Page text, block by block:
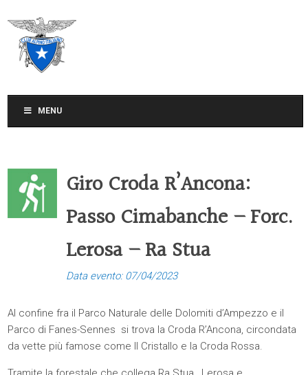
MENU
Giro Croda R’Ancona:
Passo Cimabanche – Forc.
Lerosa – Ra Stua
Data evento: 07/04/2023
Al confine fra il Parco Naturale delle Dolomiti d’Ampezzo e il
Parco di Fanes-Sennes si trova la Croda R’Ancona, circondata
da vette più famose come Il Cristallo e la Croda Rossa.